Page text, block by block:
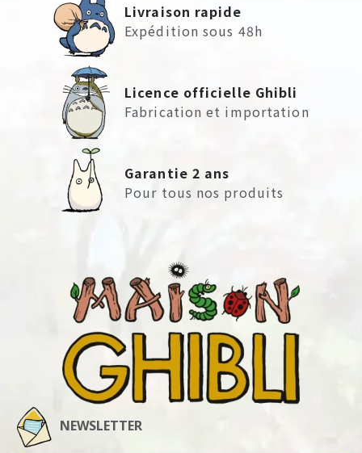
Livraison rapide
Expédition sous 48h
Licence officielle Ghibli
Fabrication et importation
Garantie 2 ans
Pour tous nos produits
NEWSLETTER